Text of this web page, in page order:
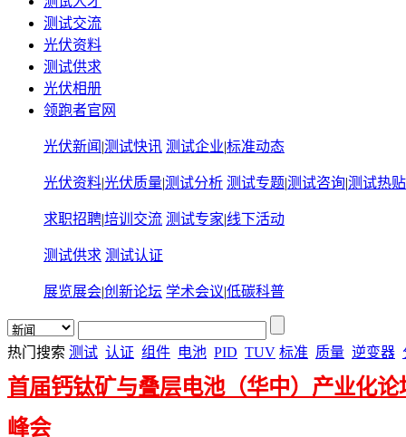
测试交流
光伏资料
测试供求
光伏相册
领跑者官网
光伏新闻 |测试快讯 测试企业|标准动态
光伏资料|光伏质量|测试分析 测试专题|测试咨询|测试热贴
求职招聘|培训交流 测试专家|线下活动
测试供求 测试认证
展览展会|创新论坛 学术会议|低碳科普
热门搜索 测试 认证 组件 电池 PID TUV 标准 质量 逆变器
首届钙钛矿与叠层电池（华中）产业化论
峰会